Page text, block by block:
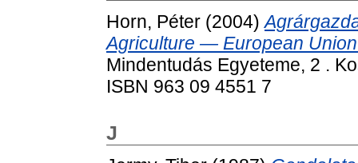
Horn, Péter (2004)
Agriculture — European
Mindentudás Egyeteme, 2 .
ISBN 963 09 4551 7
J